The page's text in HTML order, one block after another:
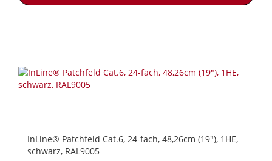
InLine® Patchfeld Cat.6, 24-fach, 48,26cm (19"), 1HE,
schwarz, RAL9005